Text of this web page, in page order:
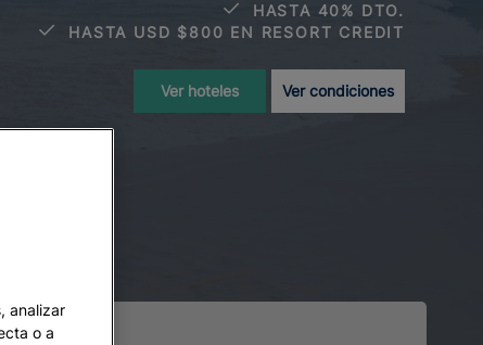
HASTA 40% DTO.
HASTA USD $800 EN RESORT CREDIT
Ver hoteles Ver condiciones
analizar
o a